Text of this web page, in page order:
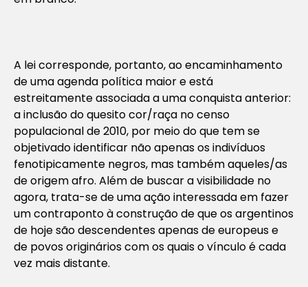
A lei corresponde, portanto, ao encaminhamento
de uma agenda política maior e está
estreitamente associada a uma conquista anterior:
a inclusão do quesito cor/raça no censo
populacional de 2010, por meio do que tem se
objetivado identificar não apenas os indivíduos
fenotipicamente negros, mas também aqueles/as
de origem afro. Além de buscar a visibilidade no
agora, trata-se de uma ação interessada em fazer
um contraponto à construção de que os argentinos
de hoje são descendentes apenas de europeus e
de povos originários com os quais o vínculo é cada
vez mais distante.